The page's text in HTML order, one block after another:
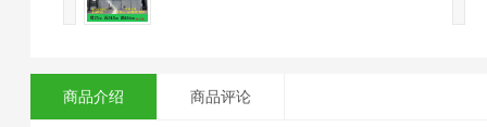
商品介绍 商品评论